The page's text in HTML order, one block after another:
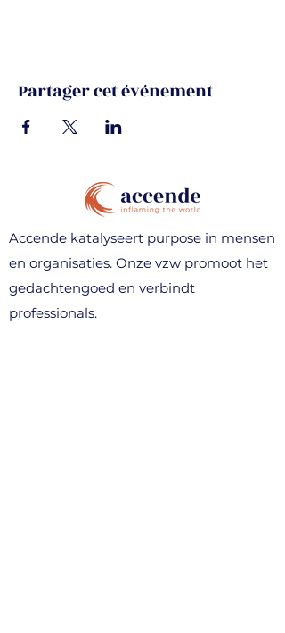
Partager cet événement
Accende katalyseert purpose in mensen
en organisaties. Onze vzw promoot het
gedachtengoed en verbindt
professionals.